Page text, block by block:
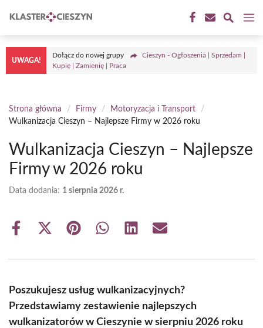
do
treści
UWAGA!
Dołącz do nowej grupy
Cieszyn - Ogłoszenia | Sprzedam |
Kupię | Zamienię | Praca
Strona główna / Firmy / Motoryzacja i Transport
/
Wulkanizacja Cieszyn – Najlepsze Firmy w 2026 roku
Wulkanizacja Cieszyn – Najlepsze
Firmy w 2026 roku
Data dodania: 1 sierpnia 2026 r.
Share
Share
(Twitter)
Share Share Share Share
Poszukujesz usług wulkanizacyjnych?
Przedstawiamy zestawienie najlepszych
wulkanizatorów w Cieszynie w sierpniu 2026 roku